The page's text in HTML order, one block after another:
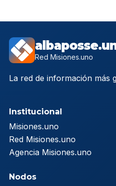
Red Misiones.uno
La red de información más
Institucional
Misiones.uno
Red Misiones.uno
Agencia Misiones.uno
Nodos